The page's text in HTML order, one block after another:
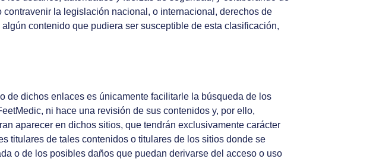
la legislación nacional, o internacional, derechos de
contenido que pudiera ser susceptible de esta clasificación,
de dichos enlaces es únicamente facilitarle la búsqueda de los
ni hace una revisión de sus contenidos y, por ello,
aparecer en dichos sitios, que tendrán exclusivamente carácter
titulares de tales contenidos o titulares de los sitios donde se
o de los posibles daños que puedan derivarse del acceso o uso